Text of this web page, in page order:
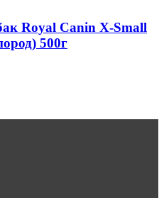
Royal Canin X-Small
500г